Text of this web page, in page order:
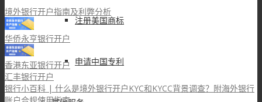
注册美国商标
申请中国专利
境外银行开户指南及利弊分析
华侨永亨银行开户
香港东亚银行开户
汇丰银行开户
银行小百科 | 什么是境外银行开户KYC和KYCC背景调查？附海外银行